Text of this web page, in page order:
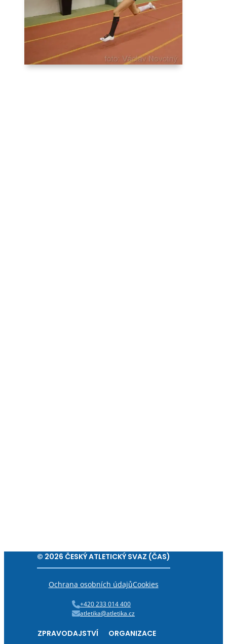
© 2026 ČESKÝ ATLETICKÝ SVAZ (ČAS)
Ochrana osobních údajůCookies
+420 233 014 400
atletika@atletika.cz
ZPRAVODAJSTVÍ ORGANIZACE